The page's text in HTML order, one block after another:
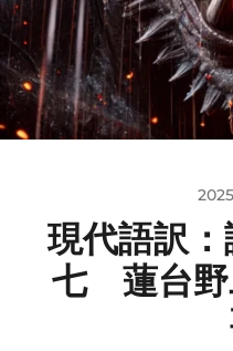
現代語訳：
七 蓮台野